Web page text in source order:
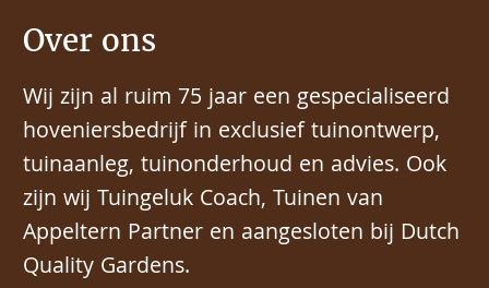
Over ons
Wij zijn al ruim 75 jaar een gespecialiseerd
hoveniersbedrijf in exclusief tuinontwerp,
tuinaanleg, tuinonderhoud en advies. Ook
zijn wij Tuingeluk Coach, Tuinen van
Appeltern Partner en aangesloten bij Dutch
Quality Gardens.